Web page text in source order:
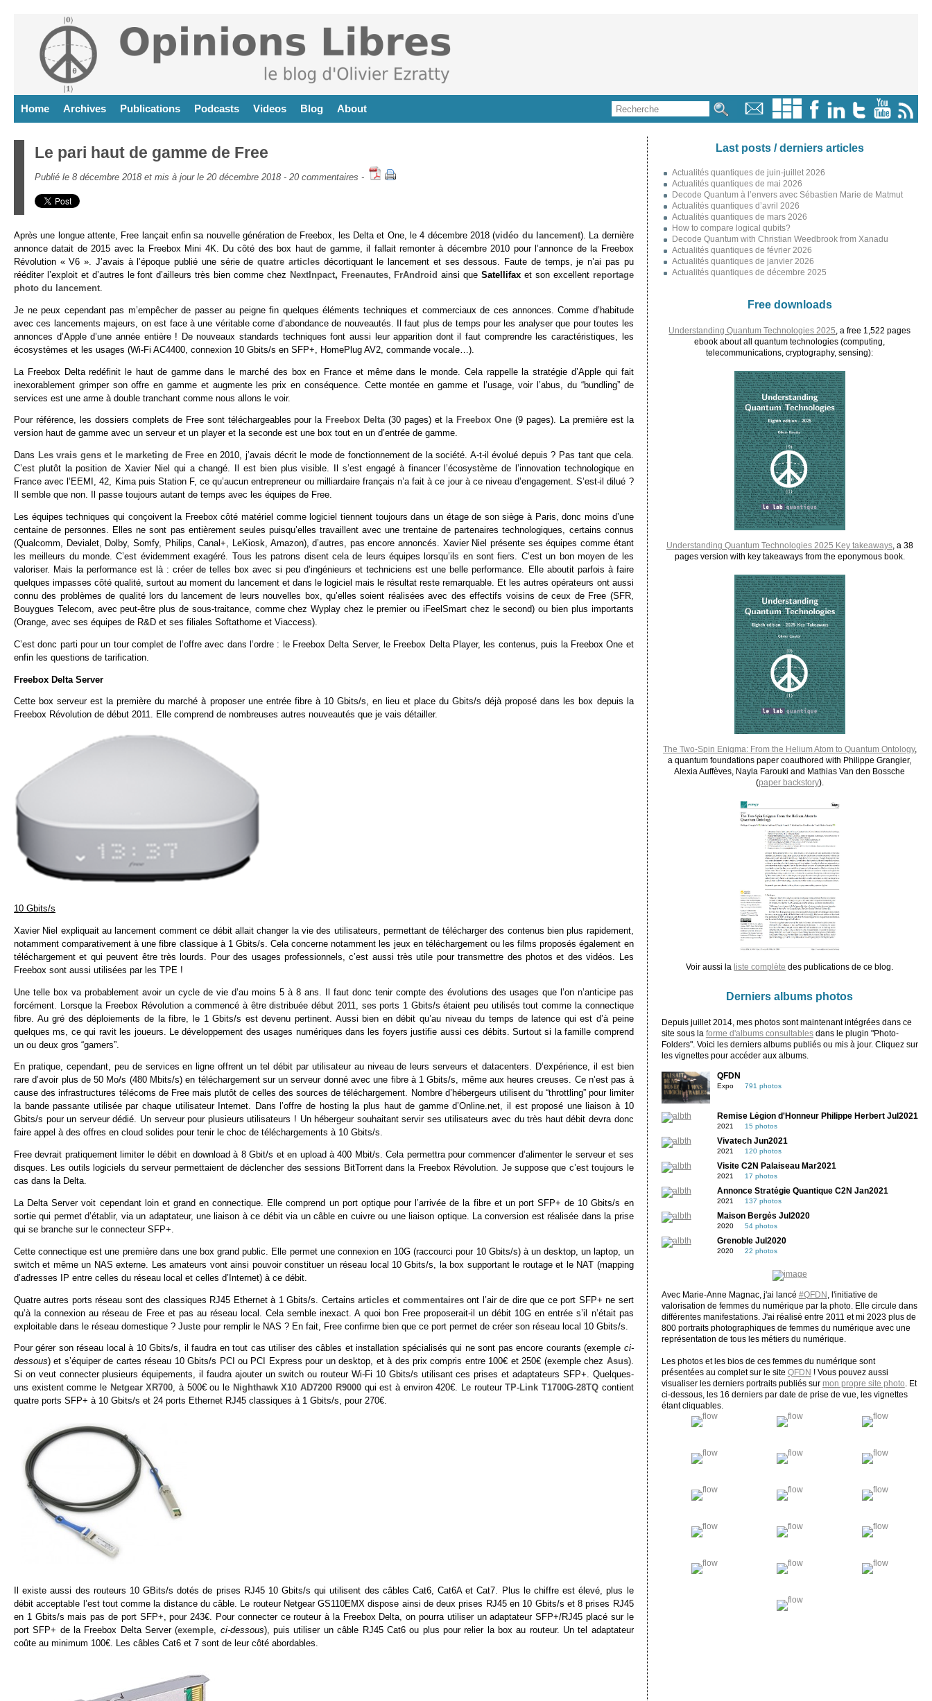
Home Archives Publications Podcasts Videos Blog About
Le pari haut de gamme de Free
Publié le 8 décembre 2018 et mis à jour le 20 décembre 2018 - 20 commentaires -
Après une longue attente, Free lançait enfin sa nouvelle génération de Freebox, les Delta et One, le 4 décembre 2018 (vidéo du lancement). La dernière
annonce datait de 2015 avec la Freebox Mini 4K. Du côté des box haut de gamme, il fallait remonter à décembre 2010 pour l’annonce de la Freebox
Révolution « V6 ». J’avais à l’époque publié une série dequatre articlesdécortiquant le lancement et ses dessous. Faute de temps, je n’ai pas pu
rééditer l’exploit et d’autres le font d’ailleurs très bien comme chez NextInpact, Freenautes, FrAndroid ainsi queSatellifax et son excellent reportage
photo du lancement.
Je ne peux cependant pas m’empêcher de passer au peigne fin quelques éléments techniques et commerciaux de ces annonces. Comme d’habitude
avec ces lancements majeurs, on est face à une véritable corne d’abondance de nouveautés. Il faut plus de temps pour les analyser que pour toutes les
annonces d’Apple d’une année entière ! De nouveaux standards techniques font aussi leur apparition dont il faut comprendre les caractéristiques, les
écosystèmes et les usages (Wi-Fi AC4400, connexion 10 Gbits/s en SFP+, HomePlug AV2, commande vocale…).
La Freebox Delta redéfinit le haut de gamme dans le marché des box en France et même dans le monde. Cela rappelle la stratégie d’Apple qui fait
inexorablement grimper son offre en gamme et augmente les prix en conséquence. Cette montée en gamme et l’usage, voir l’abus, du “bundling” de
services est une arme à double tranchant comme nous allons le voir.
Pour référence, les dossiers complets de Free sont téléchargeables pour la Freebox Delta(30 pages) et la Freebox One (9 pages). La première est la
version haut de gamme avec un serveur et un player et la seconde est une box tout en un d’entrée de gamme.
Dans Les vrais gens et le marketing de Free en 2010, j’avais décrit le mode de fonctionnement de la société. A-t-il évolué depuis ? Pas tant que cela.
C’est plutôt la position de Xavier Niel qui a changé. Il est bien plus visible. Il s’est engagé à financer l’écosystème de l’innovation technologique en
France avec l’EEMI, 42, Kima puis Station F, ce qu’aucun entrepreneur ou milliardaire français n’a fait à ce jour à ce niveau d’engagement. S’est-il dilué ?
Il semble que non. Il passe toujours autant de temps avec les équipes de Free.
Les équipes techniques qui conçoivent la Freebox côté matériel comme logiciel tiennent toujours dans un étage de son siège à Paris, donc moins d’une
centaine de personnes. Elles ne sont pas entièrement seules puisqu’elles travaillent avec une trentaine de partenaires technologiques, certains connus
(Qualcomm, Devialet, Dolby, Somfy, Philips, Canal+, LeKiosk, Amazon), d’autres, pas encore annoncés. Xavier Niel présente ses équipes comme étant
les meilleurs du monde. C’est évidemment exagéré. Tous les patrons disent cela de leurs équipes lorsqu’ils en sont fiers. C’est un bon moyen de les
valoriser. Mais la performance est là : créer de telles box avec si peu d’ingénieurs et techniciens est une belle performance. Elle aboutit parfois à faire
quelques impasses côté qualité, surtout au moment du lancement et dans le logiciel mais le résultat reste remarquable. Et les autres opérateurs ont aussi
connu des problèmes de qualité lors du lancement de leurs nouvelles box, qu’elles soient réalisées avec des effectifs voisins de ceux de Free (SFR,
Bouygues Telecom, avec peut-être plus de sous-traitance, comme chez Wyplay chez le premier ou iFeelSmart chez le second) ou bien plus importants
(Orange, avec ses équipes de R&D et ses filiales Softathome et Viaccess).
C’est donc parti pour un tour complet de l’offre avec dans l’ordre : le Freebox Delta Server, le Freebox Delta Player, les contenus, puis la Freebox One et
enfin les questions de tarification.
Freebox Delta Server
Cette box serveur est la première du marché à proposer une entrée fibre à 10 Gbits/s, en lieu et place du Gbits/s déjà proposé dans les box depuis la
Freebox Révolution de début 2011. Elle comprend de nombreuses autres nouveautés que je vais détailler.
10 Gbits/s
Xavier Niel expliquait au lancement comment ce débit allait changer la vie des utilisateurs, permettant de télécharger des contenus bien plus rapidement,
notamment comparativement à une fibre classique à 1 Gbits/s. Cela concerne notamment les jeux en téléchargement ou les films proposés également en
téléchargement et qui peuvent être très lourds. Pour des usages professionnels, c’est aussi très utile pour transmettre des photos et des vidéos. Les
Freebox sont aussi utilisées par les TPE !
Une telle box va probablement avoir un cycle de vie d’au moins 5 à 8 ans. Il faut donc tenir compte des évolutions des usages que l’on n’anticipe pas
forcément. Lorsque la Freebox Révolution a commencé à être distribuée début 2011, ses ports 1 Gbits/s étaient peu utilisés tout comme la connectique
fibre. Au gré des déploiements de la fibre, le 1 Gbits/s est devenu pertinent. Aussi bien en débit qu’au niveau du temps de latence qui est d’à peine
quelques ms, ce qui ravit les joueurs. Le développement des usages numériques dans les foyers justifie aussi ces débits. Surtout si la famille comprend
un ou deux gros “gamers”.
En pratique, cependant, peu de services en ligne offrent un tel débit par utilisateur au niveau de leurs serveurs et datacenters. D’expérience, il est bien
rare d’avoir plus de 50 Mo/s (480 Mbits/s) en téléchargement sur un serveur donné avec une fibre à 1 Gbits/s, même aux heures creuses. Ce n’est pas à
cause des infrastructures télécoms de Free mais plutôt de celles des sources de téléchargement. Nombre d’hébergeurs utilisent du “throttling” pour limiter
la bande passante utilisée par chaque utilisateur Internet. Dans l’offre de hosting la plus haut de gamme d’Online.net, il est proposé une liaison à 10
Gbits/s pour un serveur dédié. Un serveur pour plusieurs utilisateurs ! Un hébergeur souhaitant servir ses utilisateurs avec du très haut débit devra donc
faire appel à des offres en cloud solides pour tenir le choc de téléchargements à 10 Gbits/s.
Free devrait pratiquement limiter le débit en download à 8 Gbit/s et en upload à 400 Mbit/s. Cela permettra pour commencer d’alimenter le serveur et ses
disques. Les outils logiciels du serveur permettaient de déclencher des sessions BitTorrent dans la Freebox Révolution. Je suppose que c’est toujours le
cas dans la Delta.
La Delta Server voit cependant loin et grand en connectique. Elle comprend un port optique pour l’arrivée de la fibre et un port SFP+ de 10 Gbits/s en
sortie qui permet d’établir, via un adaptateur, une liaison à ce débit via un câble en cuivre ou une liaison optique. La conversion est réalisée dans la prise
qui se branche sur le connecteur SFP+.
Cette connectique est une première dans une box grand public. Elle permet une connexion en 10G (raccourci pour 10 Gbits/s) à un desktop, un laptop, un
switch et même un NAS externe. Les amateurs vont ainsi pouvoir constituer un réseau local 10 Gbits/s, la box supportant le routage et le NAT (mapping
d’adresses IP entre celles du réseau local et celles d’Internet) à ce débit.
Quatre autres ports réseau sont des classiques RJ45 Ethernet à 1 Gbits/s. Certainsarticles et commentairesont l’air de dire que ce port SFP+ ne sert
qu’à la connexion au réseau de Free et pas au réseau local. Cela semble inexact. A quoi bon Free proposerait-il un débit 10G en entrée s’il n’était pas
exploitable dans le réseau domestique ? Juste pour remplir le NAS ? En fait, Free confirme bien que ce port permet de créer son réseau local 10 Gbits/s.
Pour gérer son réseau local à 10 Gbits/s, il faudra en tout cas utiliser des câbles et installation spécialisés qui ne sont pas encore courants (exemple ci-
dessous) et s’équiper de cartes réseau 10 Gbits/s PCI ou PCI Express pour un desktop, et à des prix compris entre 100€ et 250€ (exemple chez Asus).
Si on veut connecter plusieurs équipements, il faudra ajouter un switch ou routeur Wi-Fi 10 Gbits/s utilisant ces prises et adaptateurs SFP+. Quelques-
uns existent comme le Netgear XR700, à 500€ ou le Nighthawk X10 AD7200 R9000qui est à environ 420€. Le routeurTP-Link T1700G-28TQcontient
quatre ports SFP+ à 10 Gbits/s et 24 ports Ethernet RJ45 classiques à 1 Gbits/s, pour 270€.
Il existe aussi des routeurs 10 GBits/s dotés de prises RJ45 10 Gbits/s qui utilisent des câbles Cat6, Cat6A et Cat7. Plus le chiffre est élevé, plus le
débit acceptable l’est tout comme la distance du câble. Le routeur Netgear GS110EMX dispose ainsi de deux prises RJ45 en 10 Gbits/s et 8 prises RJ45
en 1 Gbits/s mais pas de port SFP+, pour 243€. Pour connecter ce routeur à la Freebox Delta, on pourra utiliser un adaptateur SFP+/RJ45 placé sur le
port SFP+ de la Freebox Delta Server (exemple ci-dessous), puis utiliser un câble RJ45 Cat6 ou plus pour relier la box au routeur. Un tel adaptateur
coûte au minimum 100€. Les câbles Cat6 et 7 sont de leur côté abordables.
Last posts / derniers articles
Actualités quantiques de juin-juillet 2026
Actualités quantiques de mai 2026
Decode Quantum à l’envers avec Sébastien Marie de Matmut
Actualités quantiques d’avril 2026
Actualités quantiques de mars 2026
How to compare logical qubits?
Decode Quantum with Christian Weedbrook from Xanadu
Actualités quantiques de février 2026
Actualités quantiques de janvier 2026
Actualités quantiques de décembre 2025
Free downloads
Understanding Quantum Technologies 2025 , a free 1,522 pages
ebook about all quantum technologies (computing,
telecommunications, cryptography, sensing):
Understanding Quantum Technologies 2025 Key takeaways, a 38
pages version with key takeaways from the eponymous book.
The Two-Spin Enigma: From the Helium Atom to Quantum Ontology,
a quantum foundations paper coauthored with Philippe Grangier,
Alexia Auffèves, Nayla Farouki and Mathias Van den Bossche
(paper backstory).
Voir aussi la liste complète des publications de ce blog.
Derniers albums photos
Depuis juillet 2014, mes photos sont maintenant intégrées dans ce
site sous la forme d'albums consultablesdans le plugin "Photo-
Folders". Voici les derniers albums publiés ou mis à jour. Cliquez sur
les vignettes pour accéder aux albums.
QFDN
Expo 791 photos
Remise Légion d'Honneur Philippe Herbert Jul2021
2021 15 photos
Vivatech Jun2021
2021 120 photos
Visite C2N Palaiseau Mar2021
2021 17 photos
Annonce Stratégie Quantique C2N Jan2021
2021 137 photos
Maison Bergès Jul2020
2020 54 photos
Grenoble Jul2020
2020 22 photos
Avec Marie-Anne Magnac, j'ai lancé #QFDN
, l'initiative de
valorisation de femmes du numérique par la photo. Elle circule dans
différentes manifestations. J'ai réalisé entre 2011 et mi 2023 plus de
800 portraits photographiques de femmes du numérique avec une
représentation de tous les métiers du numérique.
Les photos et les bios de ces femmes du numérique sont
présentées au complet sur le site QFDN ! Vous pouvez aussi
visualiser les derniers portraits publiés sur mon propre site photo . Et
ci-dessous, les 16 derniers par date de prise de vue, les vignettes
étant cliquables.